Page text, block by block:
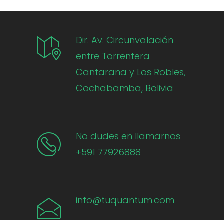
Dir. Av. Circunvalación
entre Torrentera
Cantarana y Los Robles,
Cochabamba, Bolivia
No dudes en llamarnos
+591 77926888
info@tuquantum.com